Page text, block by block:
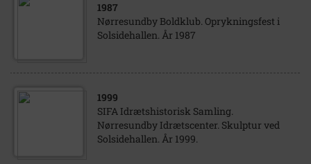
1987
Nørresundby Boldklub. Oprykningsfest i
Solsidehallen. År 1987
1999
SIFA Idrætshistorisk Samling.
Nørresundby Idrætscenter. Skulptur ved
Solsidehallen. År 1999.